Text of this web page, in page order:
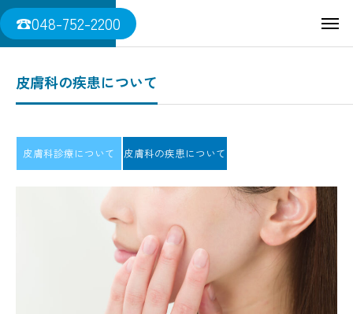
三須医院
☎048-752-2200
皮膚科の疾患について
皮膚科診療について 皮膚科の疾患について